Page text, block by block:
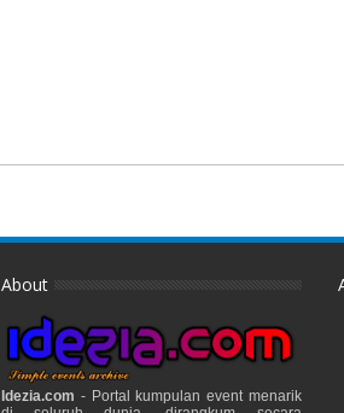
About
Idezia.com - Portal kumpulan event menarik